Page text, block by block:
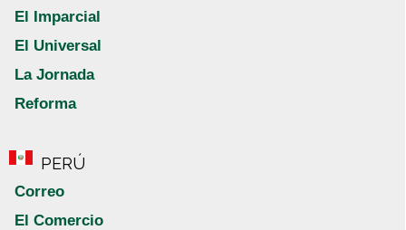
El Imparcial
El Universal
La Jornada
Reforma
PERÚ
Correo
El Comercio